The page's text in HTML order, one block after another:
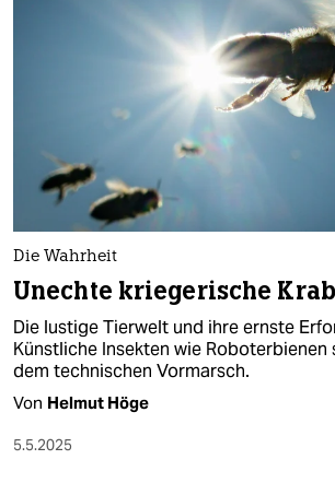
Die Wahrheit
Unechte kriegerische
Die lustige Tierwelt und ihre ernste
Künstliche Insekten wie Roboterbienen
dem technischen Vormarsch.
Von Helmut Höge
5.5.2025